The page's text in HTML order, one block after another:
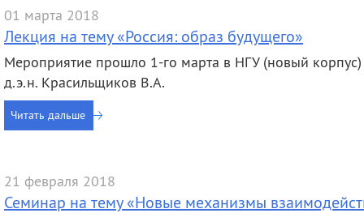
История
Руководство
Научные подразделения
Прочие подразделения
Издательская
деятельность
Прикладные разработки
Гранты
Научные школы
советы
01 марта 2018
Лекция на тему «Россия: образ будущего»
Мероприятие прошло 1-го марта в НГУ (новый
д.э.н. Красильщиков В.А.
Читать дальше
21 февраля 2018
Семинар на тему «Новые механизмы